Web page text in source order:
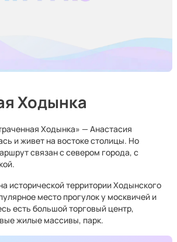
Ходынка
Ходынка» — Анастасия
и живет на востоке столицы. Но
связан с севером города, с
исторической территории Ходынского
место прогулок у москвичей и
есть большой торговый центр,
жилые массивы, парк.